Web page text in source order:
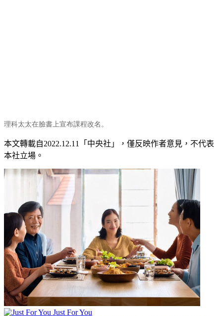
理科太太在臉書上宣布課程改名。
本文轉載自2022.12.11 「中央社」
，僅反映作者意見，不代表
本社立場。
Just For You